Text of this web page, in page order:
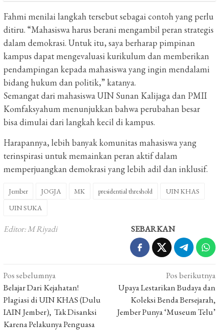
Fahmi menilai langkah tersebut sebagai contoh yang perlu
ditiru. “Mahasiswa harus berani mengambil peran strategis
dalam demokrasi. Untuk itu, saya berharap pimpinan
kampus dapat mengevaluasi kurikulum dan memberikan
pendampingan kepada mahasiswa yang ingin mendalami
bidang hukum dan politik,” katanya.
Semangat dari mahasiswa UIN Sunan Kalijaga dan PMII
Komfaksyahum menunjukkan bahwa perubahan besar
bisa dimulai dari langkah kecil di kampus.
Harapannya, lebih banyak komunitas mahasiswa yang
terinspirasi untuk memainkan peran aktif dalam
memperjuangkan demokrasi yang lebih adil dan inklusif.
Jember JOGJA MK presidential threshold
UIN KHAS
UIN SUKA
Editor: M Riyadi SEBARKAN
Navigasi
pos
Pos sebelumnya
Belajar Dari Kejahatan!
Plagiasi di UIN KHAS (Dulu
IAIN Jember), Tak Disanksi
Karena Pelakunya Penguasa
Pos berikutnya
Upaya Lestarikan Budaya dan
Koleksi Benda Bersejarah,
Jember Punya ‘Museum Telu’